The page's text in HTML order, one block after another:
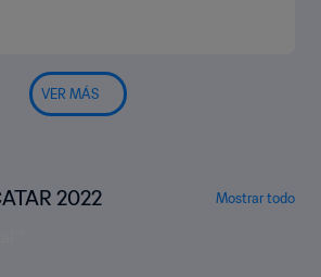
VER MÁS
2022 Mostrar todo